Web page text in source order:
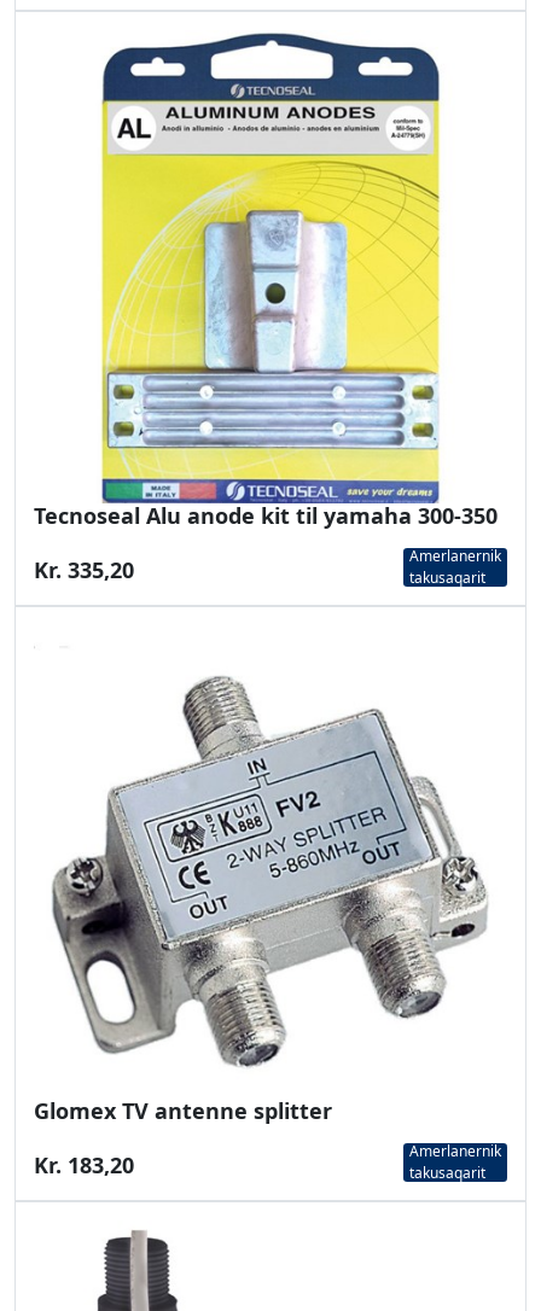
Tecnoseal Alu anode kit til yamaha 300-350
Kr. 335,20
Amerlanernik
takusaqarit
Glomex TV antenne splitter
Kr. 183,20
Amerlanernik
takusaqarit